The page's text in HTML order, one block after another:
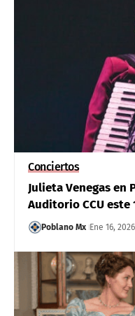
Conciertos
Julieta Venegas en
Auditorio CCU este
Poblano Mx Ene 16, 2026